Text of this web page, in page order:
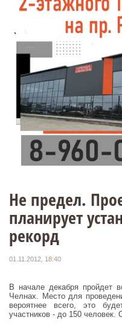
Не предел.
планирует
рекорд
01.11.2012, 18:40
В начале декабря пройдет
Челнах. Место для
вероятнее всего, это
участников - до 150 человек.